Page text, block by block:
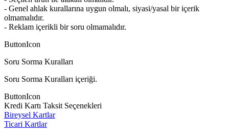
- Genel ahlak kurallarına uygun olmalı, siyasi/yasal bir içerik
olmamalıdır.
- Reklam içerikli bir soru olmamalıdır.
ButtonIcon
Soru Sorma Kuralları
Soru Sorma Kuralları içeriği.
ButtonIcon
Kredi Kartı Taksit Seçenekleri
Bireysel Kartlar
Ticari Kartlar